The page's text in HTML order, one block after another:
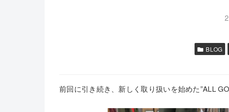
BLOG
前回に引き続き、新しく取り扱いを始めた”ALL